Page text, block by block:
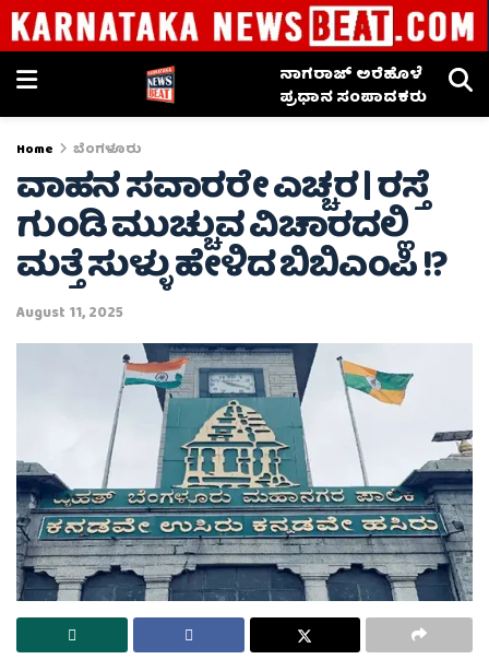
ನಾಗರಾಜ್ ಅರೆಹೊಳೆ
ಪ್ರಧಾನ ಸಂಪಾದಕರು
Home ಬೆಂಗಳೂರು
ವಾಹನ ಸವಾರರೇ ಎಚ್ಚರ | ರಸ್ತೆ
ಗುಂಡಿ ಮುಚ್ಚುವ ವಿಚಾರದಲ್ಲಿ
ಮತ್ತೆ ಸುಳ್ಳು ಹೇಳಿದ ಬಿಬಿಎಂಪಿ !?
August 11, 2025